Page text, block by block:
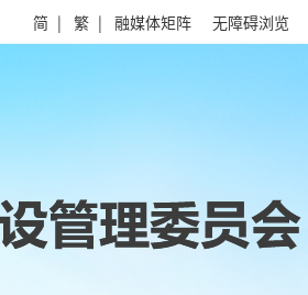
简 | 繁 | 融媒体矩阵 无障碍浏览